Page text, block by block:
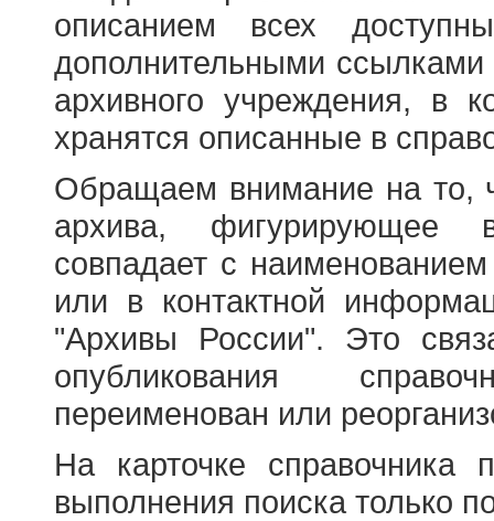
описанием всех
дополнительными
архивного учреждения, в
хранятся описанные в
Обращаем внимание на то,
архива, фигурирующее
совпадает с
или в контактной
"Архивы России". Это
опубликования
переименован или
На карточке справочника
выполнения поиска только